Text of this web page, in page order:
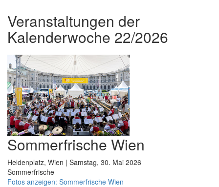
Veranstaltungen der
Kalenderwoche 22/2026
Sommerfrische Wien
Heldenplatz, Wien | Samstag, 30. Mai 2026
Sommerfrische
Fotos anzeigen: Sommerfrische Wien